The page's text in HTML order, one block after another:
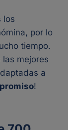
los
por lo
tiempo.
mejores
a
!